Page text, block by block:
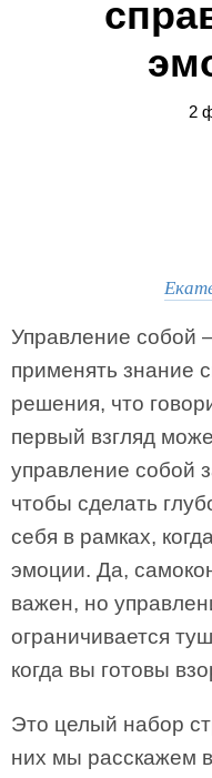
2
Управление собой
применять знание
решения, что
первый взгляд
управление собой
чтобы сделать
себя в рамках,
эмоции. Да,
важен, но
ограничивается
когда вы готовы
Это целый набор
них мы расскажем